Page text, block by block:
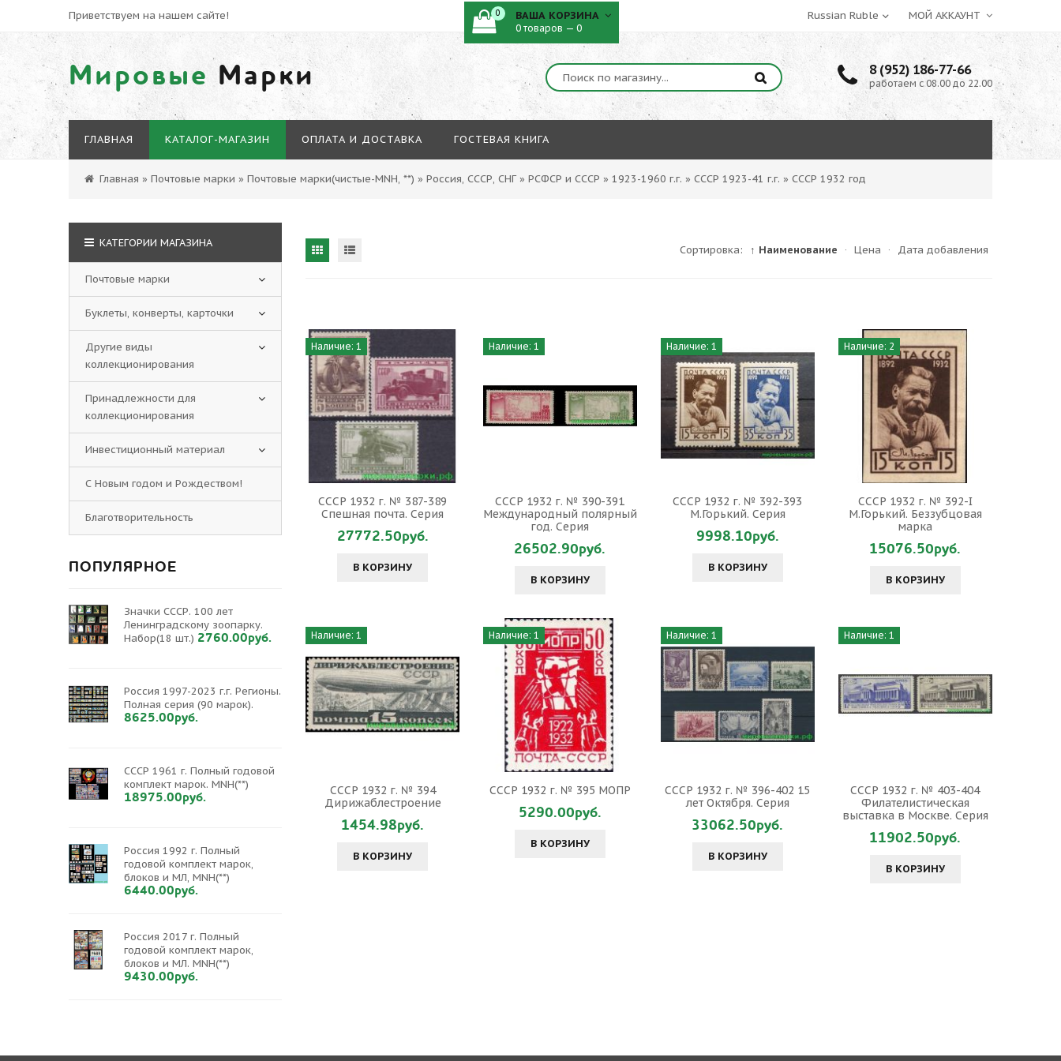
Приветствуем на нашем сайте! МОЙ АККАУНТ
Мировые Марки 8 (952) 186-77-66
работаем с 08.00 до 22.00
0 ВАША КОРЗИНА
0 товаров — 0
ГЛАВНАЯ КАТАЛОГ-МАГАЗИН ОПЛАТА И ДОСТАВКА ГОСТЕВАЯ КНИГА
Главная » Почтовые марки » Почтовые марки(чистые-MNH, **) » Россия, СССР, СНГ » РСФСР и СССР » 1923-1960 г.г. » СССР 1923-41 г.г. » СССР 1932 год
Сортировка: ↑ Наименование · Цена · Дата добавления
Наличие: 1
СССР 1932 г. № 387-389
Спешная почта. Серия
27772.50руб.
В КОРЗИНУ
Наличие: 1
СССР 1932 г. № 390-391
Международный полярный
год. Серия
26502.90руб.
В КОРЗИНУ
Наличие: 1
СССР 1932 г. № 392-393
М.Горький. Серия
9998.10руб.
В КОРЗИНУ
Наличие: 2
СССР 1932 г. № 392-I
М.Горький. Беззубцовая
марка
15076.50руб.
В КОРЗИНУ
Наличие: 1
СССР 1932 г. № 394
Дирижаблестроение
1454.98руб.
В КОРЗИНУ
Наличие: 1
СССР 1932 г. № 395 МОПР
5290.00руб.
В КОРЗИНУ
Наличие: 1
СССР 1932 г. № 396-402 15
лет Октября. Серия
33062.50руб.
В КОРЗИНУ
Наличие: 1
СССР 1932 г. № 403-404
Филателистическая
выставка в Москве. Серия
11902.50руб.
В КОРЗИНУ
КАТЕГОРИИ МАГАЗИНА
Почтовые марки
Буклеты, конверты, карточки
Другие виды
коллекционирования
Принадлежности для
коллекционирования
Инвестиционный материал
С Новым годом и Рождеством!
Благотворительность
ПОПУЛЯРНОЕ
Значки СССР. 100 лет
Ленинградскому зоопарку.
Набор(18 шт.) 2760.00руб.
Россия 1997-2023 г.г. Регионы.
Полная серия (90 марок).
8625.00руб.
СССР 1961 г. Полный годовой
комплект марок. MNH(**)
18975.00руб.
Россия 1992 г. Полный
годовой комплект марок,
блоков и МЛ, MNH(**)
6440.00руб.
Россия 2017 г. Полный
годовой комплект марок,
блоков и МЛ. MNH(**)
9430.00руб.